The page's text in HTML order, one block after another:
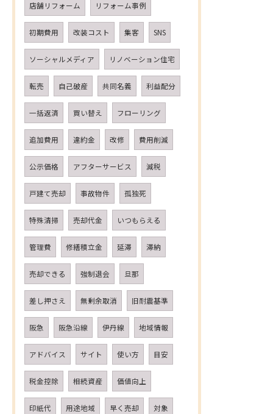
店舗リフォーム リフォーム事例
初期費用 改装コスト 集客 SNS
ソーシャルメディア リノベーション住宅
転売 自己破産 共同名義 利益配分
一括返済 買い替え フローリング
追加費用 違約金 改修 費用削減
公示価格 アフターサービス 減税
戸建て売却 事故物件 孤独死
特殊清掃 売却代金 いつもらえる
管理費 修繕積立金 延滞 滞納
売却できる 強制退会 旦那
差し押さえ 無剰余取消 旧耐震基準
阪急 阪急沿線 伊丹線 地域情報
アドバイス サイト 使い方 目安
税金控除 相続資産 価値向上
印紙代 用途地域 早く売却 対象